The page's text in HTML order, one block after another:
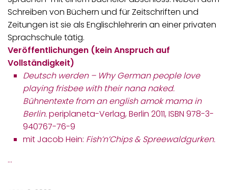
Schreiben von Büchern und für Zeitschriften und
Zeitungen ist sie als Englischlehrerin an einer privaten
Sprachschule tätig.
Veröffentlichungen (kein Anspruch auf
Vollständigkeit)
Deutsch werden – Why German people love
playing frisbee with their nana naked.
Bühnentexte from an english amok mama in
Berlin.periplaneta-Verlag, Berlin 2011, ISBN 978-3-
940767-76-9
mit Jacob Hein: Fish’n’Chips & Spreewaldgurken.
…